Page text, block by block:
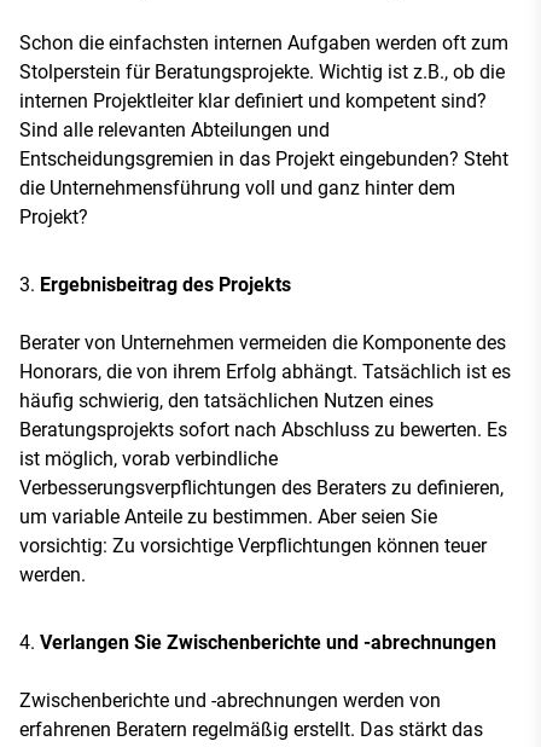
Schon die einfachsten internen Aufgaben werden oft zum
Stolperstein für Beratungsprojekte. Wichtig ist z.B., ob die
internen Projektleiter klar definiert und kompetent sind?
Sind alle relevanten Abteilungen und
Entscheidungsgremien in das Projekt eingebunden? Steht
die Unternehmensführung voll und ganz hinter dem
Projekt?
Ergebnisbeitrag des Projekts
Berater von Unternehmen vermeiden die Komponente des
Honorars, die von ihrem Erfolg abhängt. Tatsächlich ist es
häufig schwierig, den tatsächlichen Nutzen eines
Beratungsprojekts sofort nach Abschluss zu bewerten. Es
ist möglich, vorab verbindliche
Verbesserungsverpflichtungen des Beraters zu definieren,
um variable Anteile zu bestimmen. Aber seien Sie
vorsichtig: Zu vorsichtige Verpflichtungen können teuer
werden.
Verlangen Sie Zwischenberichte und -abrechnungen
Zwischenberichte und -abrechnungen werden von
erfahrenen Beratern regelmäßig erstellt. Das stärkt das